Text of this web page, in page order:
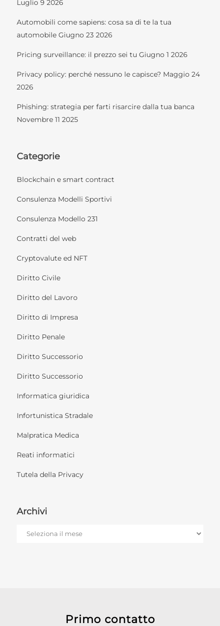
Luglio 9 2026
Automobili come sapiens: cosa sa di te la tua
automobile Giugno 23 2026
Pricing surveillance: il prezzo sei tu Giugno 1 2026
Privacy policy: perché nessuno le capisce? Maggio 24
2026
Phishing: strategia per farti risarcire dalla tua banca
Novembre 11 2025
Categorie
Blockchain e smart contract
Consulenza Modelli Sportivi
Consulenza Modello 231
Contratti del web
Cryptovalute ed NFT
Diritto Civile
Diritto del Lavoro
Diritto di Impresa
Diritto Penale
Diritto Successorio
Diritto Successorio
Informatica giuridica
Infortunistica Stradale
Malpratica Medica
Reati informatici
Tutela della Privacy
Archivi
Archivi
Primo contatto